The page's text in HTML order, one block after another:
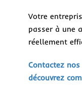
Votre
passer à une
réellement
Contactez
découvrez